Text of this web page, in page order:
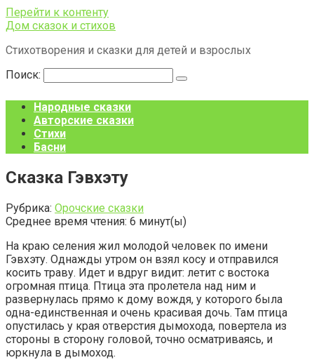
Перейти к контенту
Дом сказок и стихов
Стихотворения и сказки для детей и взрослых
Поиск:
Народные сказки
Авторские сказки
Стихи
Басни
Сказка Гэвхэту
Рубрика: Орочские сказки
Среднее время чтения: 6 минут(ы)
На краю селения жил молодой человек по имени
Гэвхэту. Однажды утром он взял косу и отправился
косить траву. Идет и вдруг видит: летит с востока
огромная птица. Птица эта пролетела над ним и
развернулась прямо к дому вождя, у которого была
одна-единственная и очень красивая дочь. Там птица
опустилась у края отверстия дымохода, повертела из
стороны в сторону головой, точно осматриваясь, и
юркнула в дымоход.